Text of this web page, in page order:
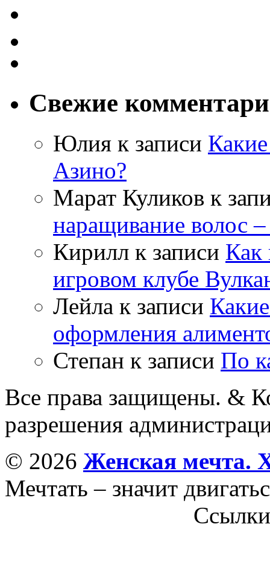
Свежие
Юлия к записи
Азино?
Марат Куликов к
наращивание волос
Кирилл к записи Как
игровом клубе
Лейла к записи
оформления
Степан к записи По
Все права защищены. &
разрешения
© 2026 Женская мечта.
Мечтать – значит